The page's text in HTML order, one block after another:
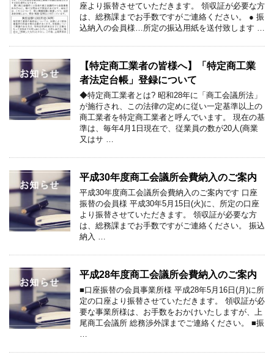
座より振替させていただきます。 領収証が必要な方
は、総務課までお手数ですがご連絡ください。 ● 振
込納入の会員様…所定の振込用紙を送付致します …
【特定商工業者の皆様へ】「特定商工業
者法定台帳」登録について
◆特定商工業者とは? 昭和28年に「商工会議所法」
が施行され、この法律の定めに従い一定基準以上の
商工業者を特定商工業者と呼んでいます。 現在の基
準は、毎年4月1日現在で、従業員の数が20人(商業
又はサ …
平成30年度商工会議所会費納入のご案内
平成30年度商工会議所会費納入のご案内です 口座
振替の会員様 平成30年5月15日(火)に、所定の口座
より振替させていただきます。 領収証が必要な方
は、総務課までお手数ですがご連絡ください。 振込
納入 …
平成28年度商工会議所会費納入のご案内
■口座振替の会員事業所様 平成28年5月16日(月)に所
定の口座より振替させていただきます。 領収証が必
要な事業所様は、お手数をおかけいたしますが、上
尾商工会議所 総務渉外課までご連絡ください。 ■振